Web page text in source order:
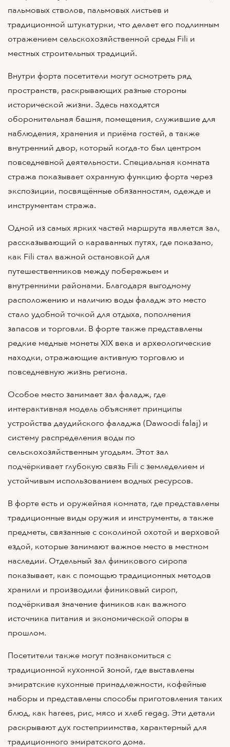
пальмовых стволов, пальмовых листьев и
традиционной штукатурки, что делает его подлинным
отражением сельскохозяйственной среды Fili и
местных строительных традиций.
Внутри форта посетители могут осмотреть ряд
пространств, раскрывающих разные стороны
исторической жизни. Здесь находятся
оборонительная башня, помещения, служившие для
наблюдения, хранения и приёма гостей, а также
внутренний двор, который когда-то был центром
повседневной деятельности. Специальная комната
стража показывает охранную функцию форта через
экспозиции, посвящённые обязанностям, одежде и
инструментам стража.
Одной из самых ярких частей маршрута является зал,
рассказывающий о караванных путях, где показано,
как Fili стал важной остановкой для
путешественников между побережьем и
внутренними районами. Благодаря выгодному
расположению и наличию воды фаладж это место
стало удобной точкой для отдыха, пополнения
запасов и торговли. В форте также представлены
редкие медные монеты XIX века и археологические
находки, отражающие активную торговлю и
повседневную жизнь региона.
Особое место занимает зал фаладж, где
интерактивная модель объясняет принципы
устройства даудийского фаладжа (Dawoodi falaj) и
систему распределения воды по
сельскохозяйственным угодьям. Этот зал
подчёркивает глубокую связь Fili с земледелием и
устойчивым использованием водных ресурсов.
В форте есть и оружейная комната, где представлены
традиционные виды оружия и инструменты, а также
предметы, связанные с соколиной охотой и верховой
ездой, которые занимают важное место в местном
наследии. Отдельный зал финикового сиропа
показывает, как с помощью традиционных методов
хранили и производили финиковый сироп,
подчёркивая значение фиников как важного
источника питания и экономической опоры в
прошлом.
Посетители также могут познакомиться с
традиционной кухонной зоной, где выставлены
эмиратские кухонные принадлежности, кофейные
наборы и представлены способы приготовления таких
блюд, как harees, рис, мясо и хлеб regag. Эти детали
раскрывают дух гостеприимства, характерный для
традиционного эмиратского дома.